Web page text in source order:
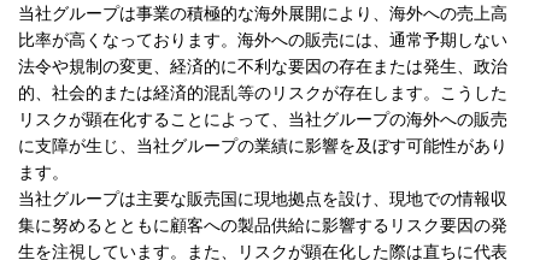
当社グループは事業の積極的な海外展開により、海外への売上高
比率が高くなっております。海外への販売には、通常予期しない
法令や規制の変更、経済的に不利な要因の存在または発生、政治
的、社会的または経済的混乱等のリスクが存在します。こうした
リスクが顕在化することによって、当社グループの海外への販売
に支障が生じ、当社グループの業績に影響を及ぼす可能性があり
ます。
当社グループは主要な販売国に現地拠点を設け、現地での情報収
集に努めるとともに顧客への製品供給に影響するリスク要因の発
生を注視しています。また、リスクが顕在化した際は直ちに代表